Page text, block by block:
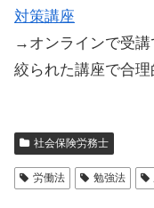
対策講座
→オンラインで受講
絞られた講座で合理
社会保険労務士
労働法 勉強法